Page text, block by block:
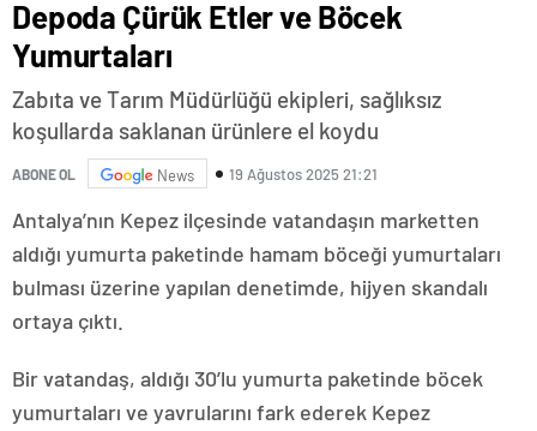
Depoda Çürük Etler ve Böcek
Yumurtaları
Zabıta ve Tarım Müdürlüğü ekipleri, sağlıksız
koşullarda saklanan ürünlere el koydu
ABONE OL News 19 Ağustos 2025 21:21
Antalya’nın Kepez ilçesinde vatandaşın marketten
aldığı yumurta paketinde hamam böceği yumurtaları
bulması üzerine yapılan denetimde, hijyen skandalı
ortaya çıktı.
Bir vatandaş, aldığı 30’lu yumurta paketinde böcek
yumurtaları ve yavrularını fark ederek Kepez